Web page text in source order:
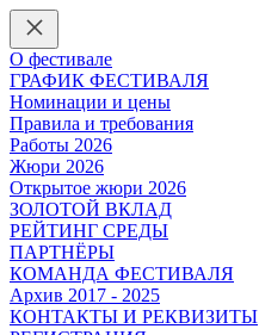
О фестивале
ГРАФИК ФЕСТИВАЛЯ
Номинации и цены
Правила и требования
Работы 2026
Жюри 2026
Открытое жюри 2026
ЗОЛОТОЙ ВКЛАД
РЕЙТИНГ СРЕДЫ
ПАРТНЁРЫ
КОМАНДА ФЕСТИВАЛЯ
Архив 2017 - 2025
КОНТАКТЫ И РЕКВИЗИТЫ